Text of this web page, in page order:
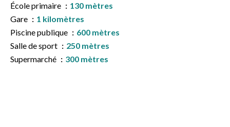
École primaire
130 mètres
Gare
1 kilomètres
Piscine publique
600 mètres
Salle de sport
250 mètres
Supermarché
300 mètres